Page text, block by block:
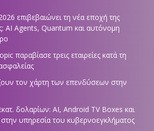
επιβεβαιώνει τη νέα εποχή της
AI Agents, Quantum και αυτόνομη
παραβίασε τρεις εταιρείες κατά τη
τον χάρτη των επενδύσεων στην
δολαρίων: AI, Android TV Boxes και
στην υπηρεσία του κυβερνοεγκλήματος